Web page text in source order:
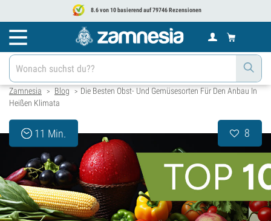
8.6 von 10 basierend auf 79746 Rezensionen
Zamnesia > Blog > Die Besten Obst- Und Gemüsesorten Für Den Anbau In
Heißen Klimata
11 Min. 8